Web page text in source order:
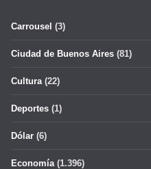
Carrousel (3)
Ciudad de Buenos Aires (81)
Cultura(22)
Deportes (1)
Dólar (6)
Economía(1.396)